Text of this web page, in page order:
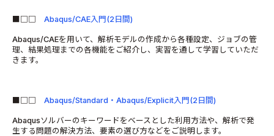
■□□ Abaqus/CAE入門(2日間)
Abaqus/CAEを用いて、解析モデルの作成から各種設定、ジョブの管
理、結果処理までの各機能をご紹介し、実習を通して学習していただ
きます。
■□□ Abaqus/Standard・Abaqus/Explicit入門(2日間)
Abaqusソルバーのキーワードをベースとした利用方法や、解析で発
生する問題の解決方法、要素の選び方などをご説明します。